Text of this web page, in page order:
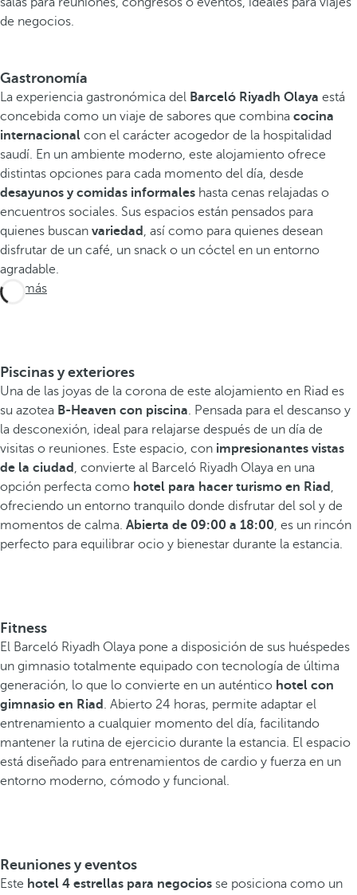
de negocios.
Gastronomía
La experiencia gastronómica del Barceló Riyadh Olaya está
concebida como un viaje de sabores que combina cocina
internacional con el carácter acogedor de la hospitalidad
saudí. En un ambiente moderno, este alojamiento ofrece
distintas opciones para cada momento del día, desde
desayunos y comidas informales hasta cenas relajadas o
encuentros sociales. Sus espacios están pensados para
quienes buscan variedad , así como para quienes desean
disfrutar de un café, un snack o un cóctel en un entorno
agradable.
Ver más
Piscinas y exteriores
Una de las joyas de la corona de este alojamiento en Riad es
su azotea B-Heaven con piscina. Pensada para el descanso y
la desconexión, ideal para relajarse después de un día de
visitas o reuniones. Este espacio, con impresionantes vistas
de la ciudad , convierte al Barceló Riyadh Olaya en una
opción perfecta como hotel para hacer turismo en Riad ,
ofreciendo un entorno tranquilo donde disfrutar del sol y de
momentos de calma. Abierta de 09:00 a 18:00, es un rincón
perfecto para equilibrar ocio y bienestar durante la estancia.
Fitness
El Barceló Riyadh Olaya pone a disposición de sus huéspedes
un gimnasio totalmente equipado con tecnología de última
generación, lo que lo convierte en un auténtico hotel con
gimnasio en Riad . Abierto 24 horas, permite adaptar el
entrenamiento a cualquier momento del día, facilitando
mantener la rutina de ejercicio durante la estancia. El espacio
está diseñado para entrenamientos de cardio y fuerza en un
entorno moderno, cómodo y funcional.
Reuniones y eventos
Este hotel 4 estrellas para negocios se posiciona como un